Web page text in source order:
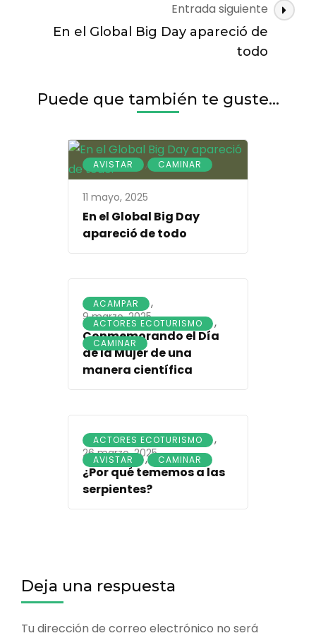
Entrada siguiente
En el Global Big Day apareció de
todo
Puede que también te guste...
AVISTAR , CAMINAR
11 mayo, 2025
En el Global Big Day
apareció de todo
ACAMPAR ,
ACTORES ECOTURISMO ,
CAMINAR
9 marzo, 2025
Conmemorando el Día
de la Mujer de una
manera científica
ACTORES ECOTURISMO ,
AVISTAR , CAMINAR
26 marzo, 2025
¿Por qué tememos a las
serpientes?
Deja una respuesta
Tu dirección de correo electrónico no será